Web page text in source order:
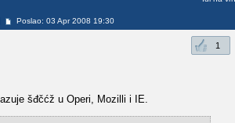
Poslao: 03 Apr 2008 19:30
1
šđčćž u Operi, Mozilli i IE.